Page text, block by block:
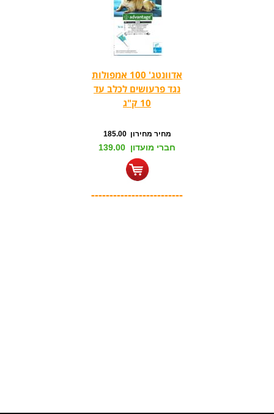
אדוונטג' 100 אמפולות
נגד פרעושים לכלב עד
10 ק"ג
מחיר מחירון 185.00
חברי מועדון 139.00
-------------------------